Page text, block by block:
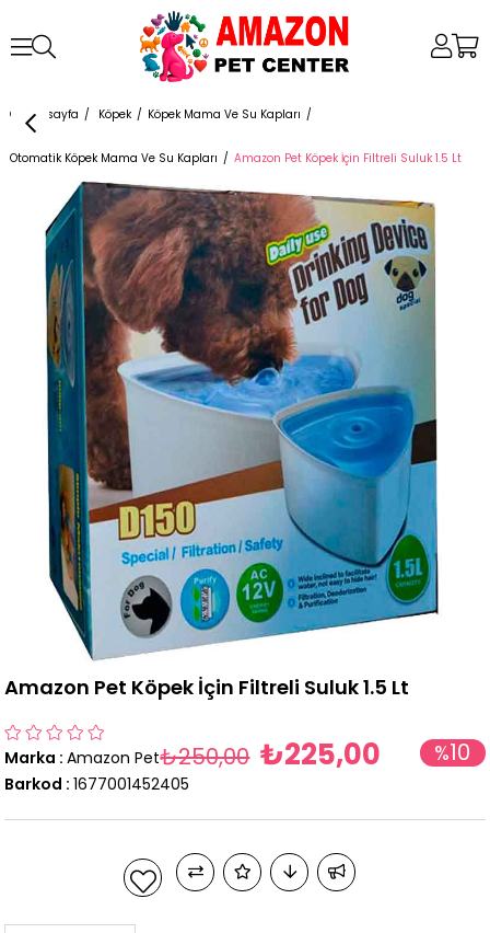
Anasayfa Köpek Köpek Mama Ve Su Kapları
Otomatik Köpek Mama Ve Su Kapları Amazon Pet Köpek İçin Filtreli Suluk 1.5 Lt
Amazon Pet Köpek İçin Filtreli Suluk 1.5 Lt
Marka : Amazon Pet %10
₺250,00 ₺225,00
Barkod : 1677001452405